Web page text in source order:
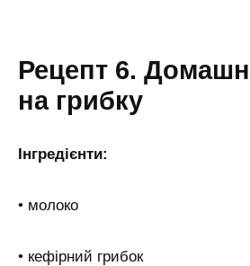
Рецепт 6.
на грибку
Інгредієнти:
• молоко
• кефірний грибок